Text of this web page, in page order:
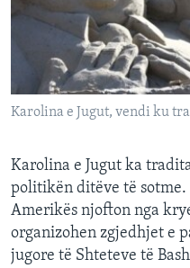
INTERVISTA
Karolina e Jugut, vendi ku
Karolina e Jugut ka
politikën ditëve të
Amerikës njofton nga
organizohen zgjedhjet e
jugore të Shteteve të